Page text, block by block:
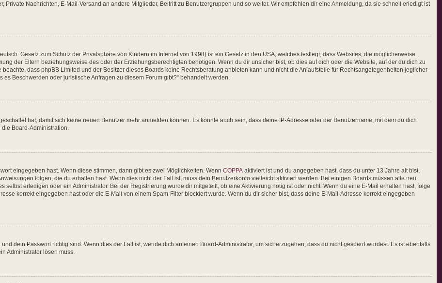
Private Nachrichten, E-Mail-Versand an andere Mitglieder, Beitritt zu Benutzergruppen und so weiter. Wir empfehlen dir eine Anmeldung, da sie schnell erledigt ist
Gesetz zum Schutz der Privatsphäre von Kindern im Internet von 1998) ist ein Gesetz in den USA, welches festlegt, dass Websites, die möglicherweise
der Eltern beziehungsweise des oder der Erziehungsberechtigten benötigen. Wenn du dir unsicher bist, ob dies auf dich oder die Website, auf der du dich zu
dass phpBB Limited und der Besitzer dieses Boards keine Rechtsberatung anbieten kann und nicht die Anlaufstelle für Rechtsangelegenheiten jeglicher
Beschwerden oder juristische Anfragen zu diesem Forum gibt?“ behandelt werden.
hat, damit sich keine neuen Benutzer mehr anmelden können. Es könnte auch sein, dass deine IP-Adresse oder der Benutzername, mit dem du dich
Board-Administration.
eingegeben hast. Wenn diese stimmen, dann gibt es zwei Möglichkeiten. Wenn COPPA aktiviert ist und du angegeben hast, dass du unter 13 Jahre alt bist,
folgen, die du erhalten hast. Wenn dies nicht der Fall ist, muss dein Benutzerkonto vielleicht aktiviert werden. Bei einigen Boards müssen alle neu
erledigen oder ein Administrator. Bei der Registrierung wurde dir mitgeteilt, ob eine Aktivierung nötig ist oder nicht. Wenn du eine E-Mail erhalten hast, folge
korrekt eingegeben hast oder die E-Mail von einem Spam-Filter blockiert wurde. Wenn du dir sicher bist, dass deine E-Mail-Adresse korrekt eingegeben
dein Passwort richtig sind. Wenn dies der Fall ist, wende dich an einen Board-Administrator, um sicherzugehen, dass du nicht gesperrt wurdest. Es ist ebenfalls
Administrator lösen muss.